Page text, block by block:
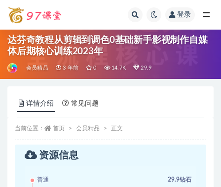
登录
达芬奇教程从剪辑到调色0基础新手影视制作自媒
体后期核心训练2023年
会员精品 3 年前 0 14.7K 29.9
详情介绍 常见问题
当前位置： 首页 会员精品 正文
资源信息
普通 29.9钻石